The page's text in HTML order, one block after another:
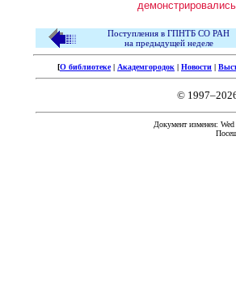
Поступления в ГПНТБ СО РАН
на предыдущей неделе
[О библиотеке| Академгородок | Новости |
©
Документ изменен: